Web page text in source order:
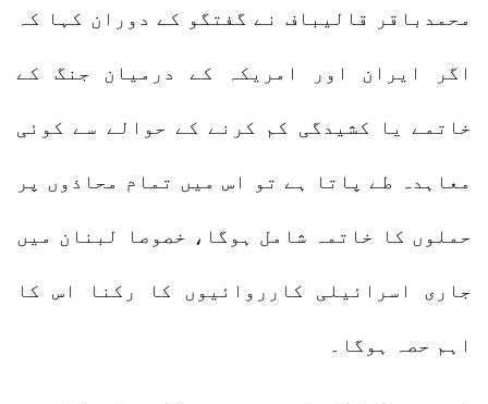
محمدباقر قالیباف نے گفتگو کے دوران کہا کہ
اگر ایران اور امریکہ کے درمیان جنگ کے
خاتمے یا کشیدگی کم کرنے کے حوالے سے کوئی
معاہدہ طے پاتا ہے تو اس میں تمام محاذوں پر
حملوں کا خاتمہ شامل ہوگا، خصوصا لبنان میں
جاری اسرائیلی کارروائیوں کا رکنا اس کا
اہم حصہ ہوگا۔